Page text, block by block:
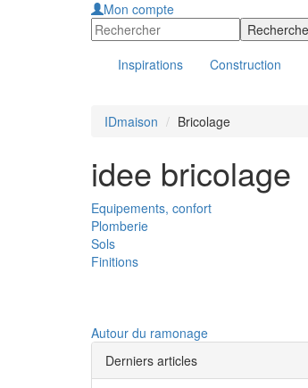
Mon compte
Inspirations Construction
IDmaison Bricolage
idee bricolage
Equipements, confort
Plomberie
Sols
Finitions
Autour du ramonage
Derniers articles